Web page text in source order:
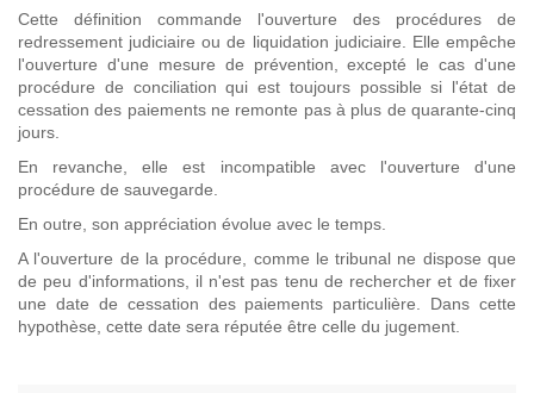
Cette définition commande l'ouverture des procédures de
redressement judiciaire ou de liquidation judiciaire. Elle empêche
l'ouverture d'une mesure de prévention, excepté le cas d'une
procédure de conciliation qui est toujours possible si l'état de
cessation des paiements ne remonte pas à plus de quarante-cinq
jours.
En revanche, elle est incompatible avec l'ouverture d'une
procédure de sauvegarde.
En outre, son appréciation évolue avec le temps.
A l'ouverture de la procédure, comme le tribunal ne dispose que
de peu d'informations, il n'est pas tenu de rechercher et de fixer
une date de cessation des paiements particulière. Dans cette
hypothèse, cette date sera réputée être celle du jugement.